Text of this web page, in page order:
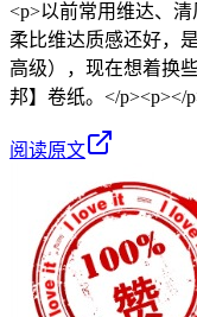
<p>以前常用维达、
柔比维达质感还好，
高级），现在想着换
邦】卷纸。</p><p></
阅读原文